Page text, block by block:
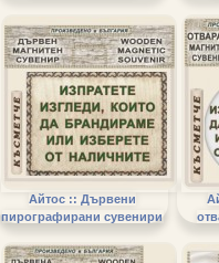
Айтос :: Дървени
пирографирани сувенири